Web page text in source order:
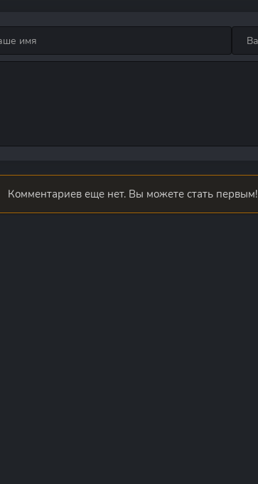
Комментариев еще нет. Вы можете стать первым!